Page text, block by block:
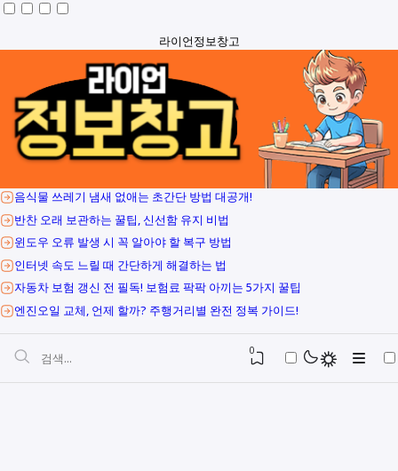
라이언정보창고
음식물 쓰레기 냄새 없애는 초간단 방법 대공개!
반찬 오래 보관하는 꿀팁, 신선함 유지 비법
윈도우 오류 발생 시 꼭 알아야 할 복구 방법
인터넷 속도 느릴 때 간단하게 해결하는 법
자동차 보험 갱신 전 필독! 보험료 팍팍 아끼는 5가지 꿀팁
엔진오일 교체, 언제 할까? 주행거리별 완전 정복 가이드!
0